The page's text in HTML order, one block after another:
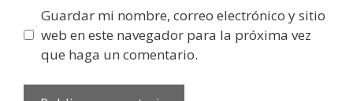
Guardar mi nombre, correo electrónico y sitio
web en este navegador para la próxima vez
que haga un comentario.